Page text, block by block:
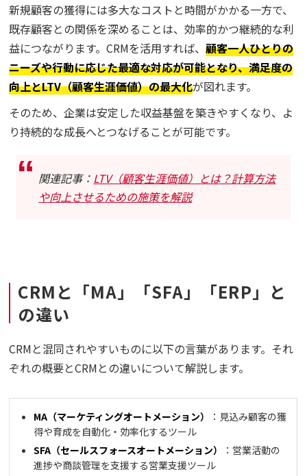
新規顧客の獲得には多大なコストと時間がかかる一方で、
既存顧客との関係を深めることは、効率的かつ継続的な利
益につながります。CRMを活用すれば、顧客一人ひとりの
ニーズや行動に応じた最適な対応が可能となり、満足度の
向上とLTV（顧客生涯価値）の最大化が図れます。
そのため、企業は安定した収益基盤を築きやすくなり、よ
り持続的な成長へとつなげることが可能です。
関連記事： LTV（顧客生涯価値）とは？計算方法
や向上させるための施策を解説
CRMと「MA」「SFA」「ERP」と
の違い
CRMと混同されやすいものに以下の言葉があります。それ
ぞれの概要とCRMとの違いについて解説します。
MA（マーケティングオートメーション）
：見込み顧客の獲
得や育成を自動化・効率化するツール
SFA（セールスフォースオートメーション）
：営業活動の
進捗や商談管理を支援する営業支援ツール